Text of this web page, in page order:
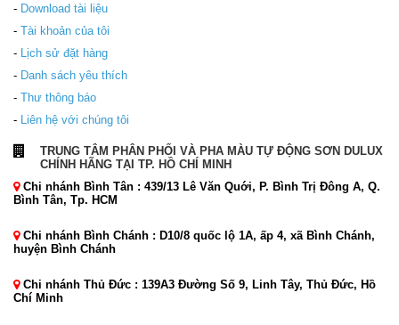
- Download tài liệu
- Tài khoản của tôi
-
Lịch sử đặt hàng
- Danh sách yêu thích
- Thư thông báo
-
Liên hệ với chúng tôi
TRUNG TÂM PHÂN PHỐI VÀ PHA MÀU TỰ ĐỘNG SƠN DULUX
CHÍNH HÃNG TẠI TP. HỒ CHÍ MINH
Chi nhánh Bình Tân : 439/13 Lê Văn Quới, P. Bình Trị Đông A, Q.
Bình Tân, Tp. HCM
Chi nhánh Bình Chánh : D10/8 quốc lộ 1A, ấp 4, xã Bình Chánh,
huyện Bình Chánh
Chi nhánh Thủ Đức : 139A3 Đường Số 9, Linh Tây, Thủ Đức, Hồ
Chí Minh